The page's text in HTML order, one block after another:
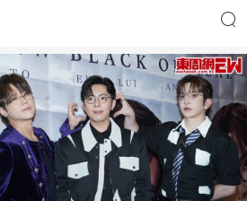
時事財經
優享生活